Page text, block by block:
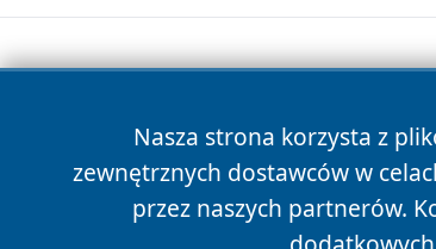
Nasza strona korzysta z
zewnętrznych dostawców w
przez naszych partnerów.